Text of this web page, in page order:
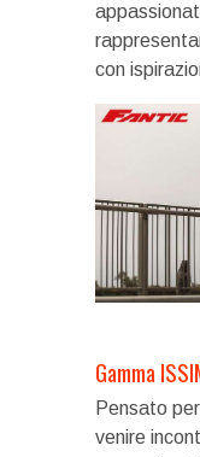
con
Gamma
Pensato
venire